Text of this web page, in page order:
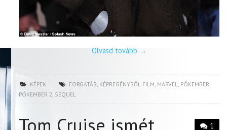
Olvasd tovább →
KÉPEK FORGATÁS, KÉPREGÉNYBŐL FILM, MARVEL, PÓKEMBER,
PÓKEMBER 2, SEQUEL
1